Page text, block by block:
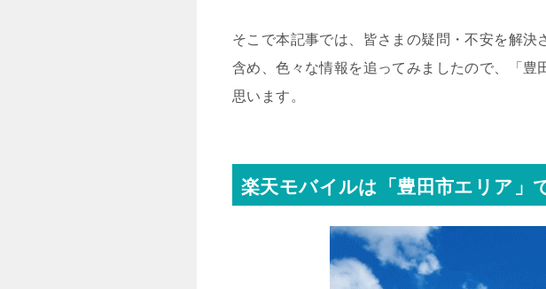
そこで本記事では、皆さまの疑問・不安を解
含め、色々な情報を追ってみましたので、「
思います。
楽天モバイルは「豊田市エリア」